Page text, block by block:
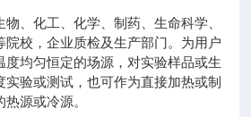
、化工、化学、制药、生命科学、
院校，企业质检及生产部门。为用户
度均匀恒定的场源，对实验样品或生
验或测试，也可作为直接加热或制
源或冷源。